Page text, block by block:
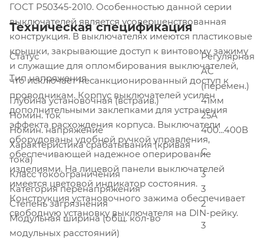
ГОСТ Р50345-2010. Особенностью данной серии
выключателей является усовершенствованная
конструкция. В выключателях имеются пластиковые
крышки, закрывающие доступ к винтовому зажиму
и служащие для опломбирования выключателей,
что исключает несанкционированный доступ к
проводникам. Корпус выключателей усилен
дополнительными заклепками для устранения
эффекта расхождения корпуса. Выключатели
оборудованы удобной ручкой управления,
обеспечивающей надежное оперирование
изделиями. На лицевой панели выключателей
имеется цветовой индикатор состояния.
Конструкция установочного зажима обеспечивает
свободную установку выключателя на DIN-рейку.
Техническая спецификация
Статус
Регулярная
Тип напряжения
AC
(перемен.)
Глубина установочная (встраив.)
41мм
Номин. ток
25А
Номин. напряжение
400...400В
Характеристика срабатывания (кривая
тока)
C
Класс токоограничения
3
Категория перенапряжения
3
Степень загрязнения
2
Модульная ширина (общ. кол-во
модульных расстояний)
3